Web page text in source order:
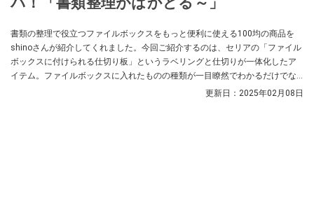
書類の整理で役立つファイルボックスをもっと便利に使える100均の商品を
shinoさんが紹介してくれました。今回ご紹介するのは、セリアの「ファイル
ボックスに付けられる仕切り板」というラベリングと仕切りが一体化したア
イテム。ファイルボックスに入れたものの種類が一目瞭然でわかるだけでな
く、仕切りによって細かく分けらっれるのだそう。書類整理で使えるグッズ
更新日： 2025年02月08日